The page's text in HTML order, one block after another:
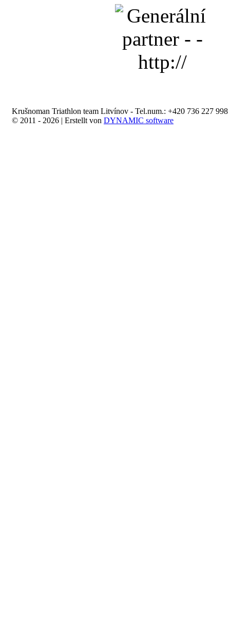
Krušnoman Triathlon team Litvínov - Tel.num.: +420 736 227
© 2011 - 2026 | Erstellt von DYNAMIC software